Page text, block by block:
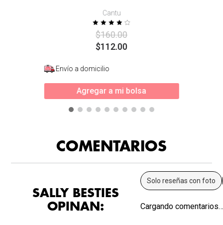
Cantu
$160.00
$112.00
Envío a domicilio
Agregar a mi bolsa
COMENTARIOS
SALLY BESTIES
OPINAN:
Solo reseñas con foto
Cargando